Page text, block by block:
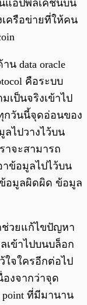
แอปพลิเคชันบน
เครือข่ายที่ให้คน
น data oracle
คือระบบ
เป็นจริงเข้าไป
กวันนี้จุดอ่อนของ
ไปวางไว้บน
าจะสามารถ
าข้อมูลไปไว้บน
อมูลผิดผิด ข้อมูล
ช่วยแก้ไขปัญหา
เข้าไปบนบล็อก
ใจใครอีกต่อไป
องจากว่าจุด
point ที่มีมานาน